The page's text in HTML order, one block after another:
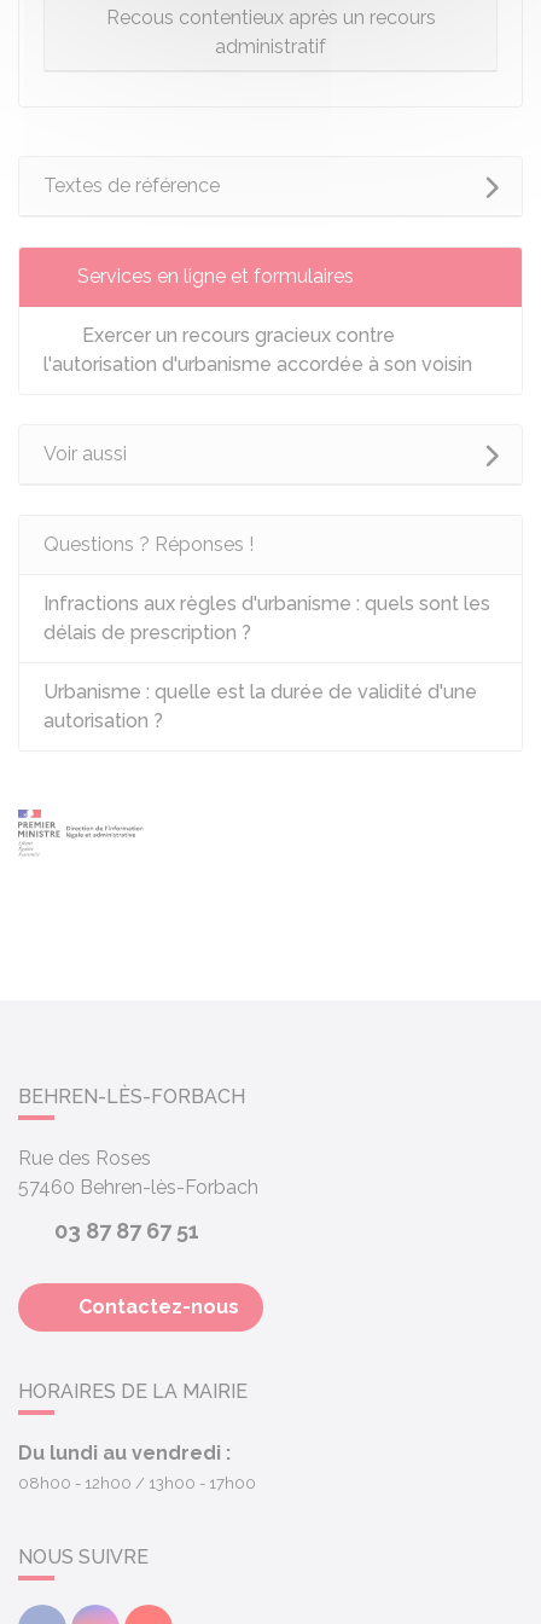
Recous contentieux après un recours
administratif
Textes de référence
Services en ligne et formulaires
Exercer un recours gracieux contre
l'autorisation d'urbanisme accordée à son voisin
Voir aussi
Questions ? Réponses !
Infractions aux règles d'urbanisme : quels sont les
délais de prescription ?
Urbanisme : quelle est la durée de validité d'une
autorisation ?
BEHREN-LÈS-FORBACH
Rue des Roses
57460 Behren-lès-Forbach
03 87 87 67 51
Contactez-nous
HORAIRES DE LA MAIRIE
Du lundi au vendredi :
08h00 - 12h00 13h00 - 17h00
NOUS SUIVRE